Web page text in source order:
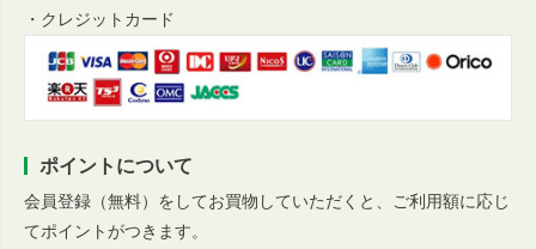
・クレジットカード
ポイントについて
会員登録（無料）をしてお買物していただくと、ご利用額に応じ
てポイントがつきます。